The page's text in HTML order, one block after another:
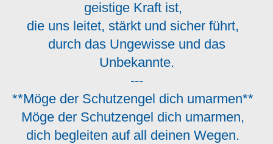
geistige Kraft ist,
die uns leitet, stärkt und sicher führt,
durch das Ungewisse und das
Unbekannte.
---
**Möge der Schutzengel dich umarmen**
Möge der Schutzengel dich umarmen,
dich begleiten auf all deinen Wegen.